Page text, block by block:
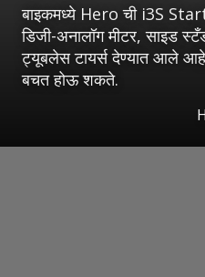
बाइकमध्ये Hero ची i3S
डिजी-अनालॉग मीटर, साइड
ट्यूबलेस टायर्स देण्यात आले
बचत होऊ शकते.